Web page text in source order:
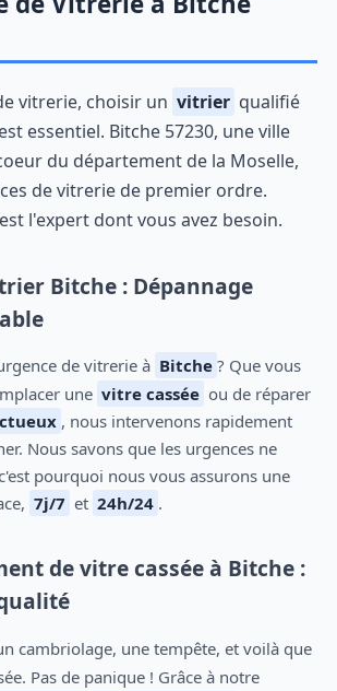
vitrerie, choisir un vitrier qualifié
essentiel. Bitche 57230, une ville
du département de la Moselle,
de vitrerie de premier ordre.
l'expert dont vous avez besoin.
Bitche : Dépannage
de vitrerie à Bitche ? Que vous
une vitre cassée ou de réparer
, nous intervenons rapidement
Nous savons que les urgences ne
pourquoi nous vous assurons une
7j/7 et 24h/24 .
de vitre cassée à Bitche :
Pas de panique ! Grâce à notre